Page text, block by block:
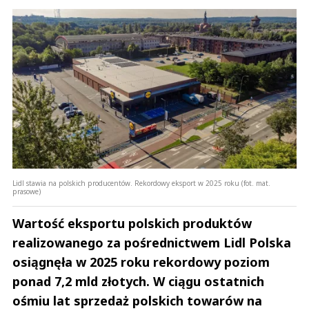
Lidl stawia na polskich producentów. Rekordowy eksport w 2025 roku (fot. mat.
prasowe)
Wartość eksportu polskich produktów
realizowanego za pośrednictwem Lidl Polska
osiągnęła w 2025 roku rekordowy poziom
ponad 7,2 mld złotych. W ciągu ostatnich
ośmiu lat sprzedaż polskich towarów na